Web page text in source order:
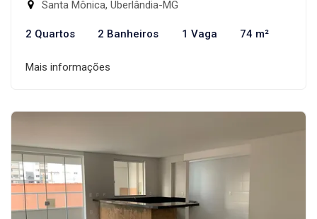
Santa Mônica, Uberlândia-MG
2 Quartos 2 Banheiros 1 Vaga 74 m²
Mais informações